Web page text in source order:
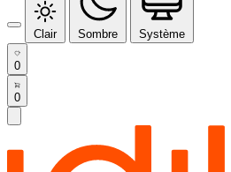
Clair Sombre Système
0
0